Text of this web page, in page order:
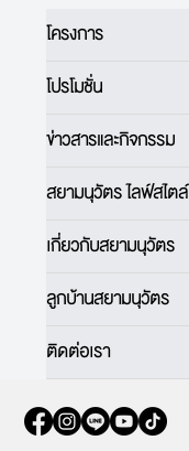
โครงการ
โปรโมชั่น
ข่าวสารและกิจกรรม
สยามนุวัตร ไลฟ์สไตล์
เกี่ยวกับสยามนุวัตร
ลูกบ้านสยามนุวัตร
ติดต่อเรา